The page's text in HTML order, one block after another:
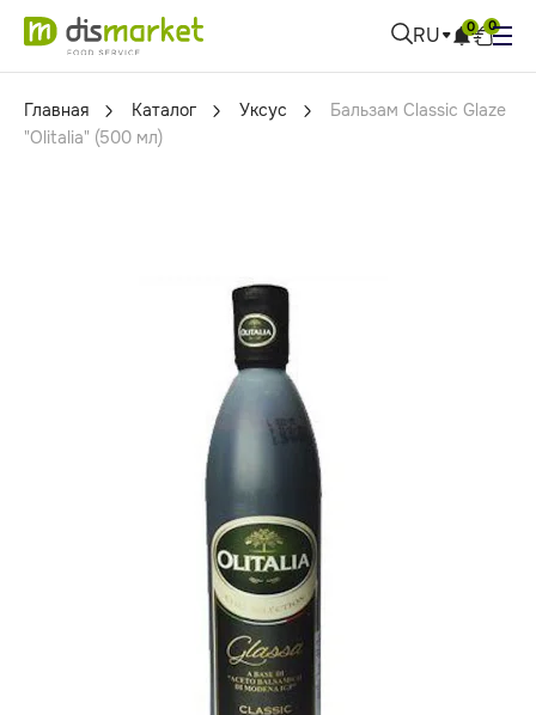
RU 0 0
Главная Каталог Уксус
Бальзам Classic Glaze
"Olitalia" (500 мл)